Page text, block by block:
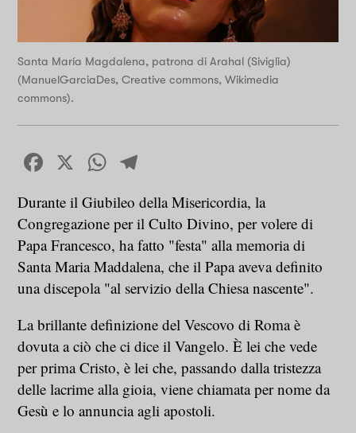
Santa María Magdalena, patrona di Arahal (Siviglia)
(ManuelGarciaDes, Creative commons, Wikimedia
commons).
Facebook
X WhatsApp
Durante il Giubileo della Misericordia, la
Congregazione per il Culto Divino, per volere di
Papa Francesco, ha fatto "festa" alla memoria di
Santa Maria Maddalena, che il Papa aveva definito
una discepola "al servizio della Chiesa nascente".
La brillante definizione del Vescovo di Roma è
dovuta a ciò che ci dice il Vangelo. È lei che vede
per prima Cristo, è lei che, passando dalla tristezza
delle lacrime alla gioia, viene chiamata per nome da
Gesù e lo annuncia agli apostoli.